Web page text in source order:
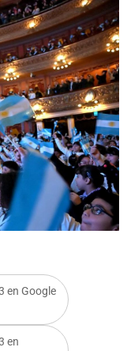
en Google
en
Notas
Sole en
Cadena 3